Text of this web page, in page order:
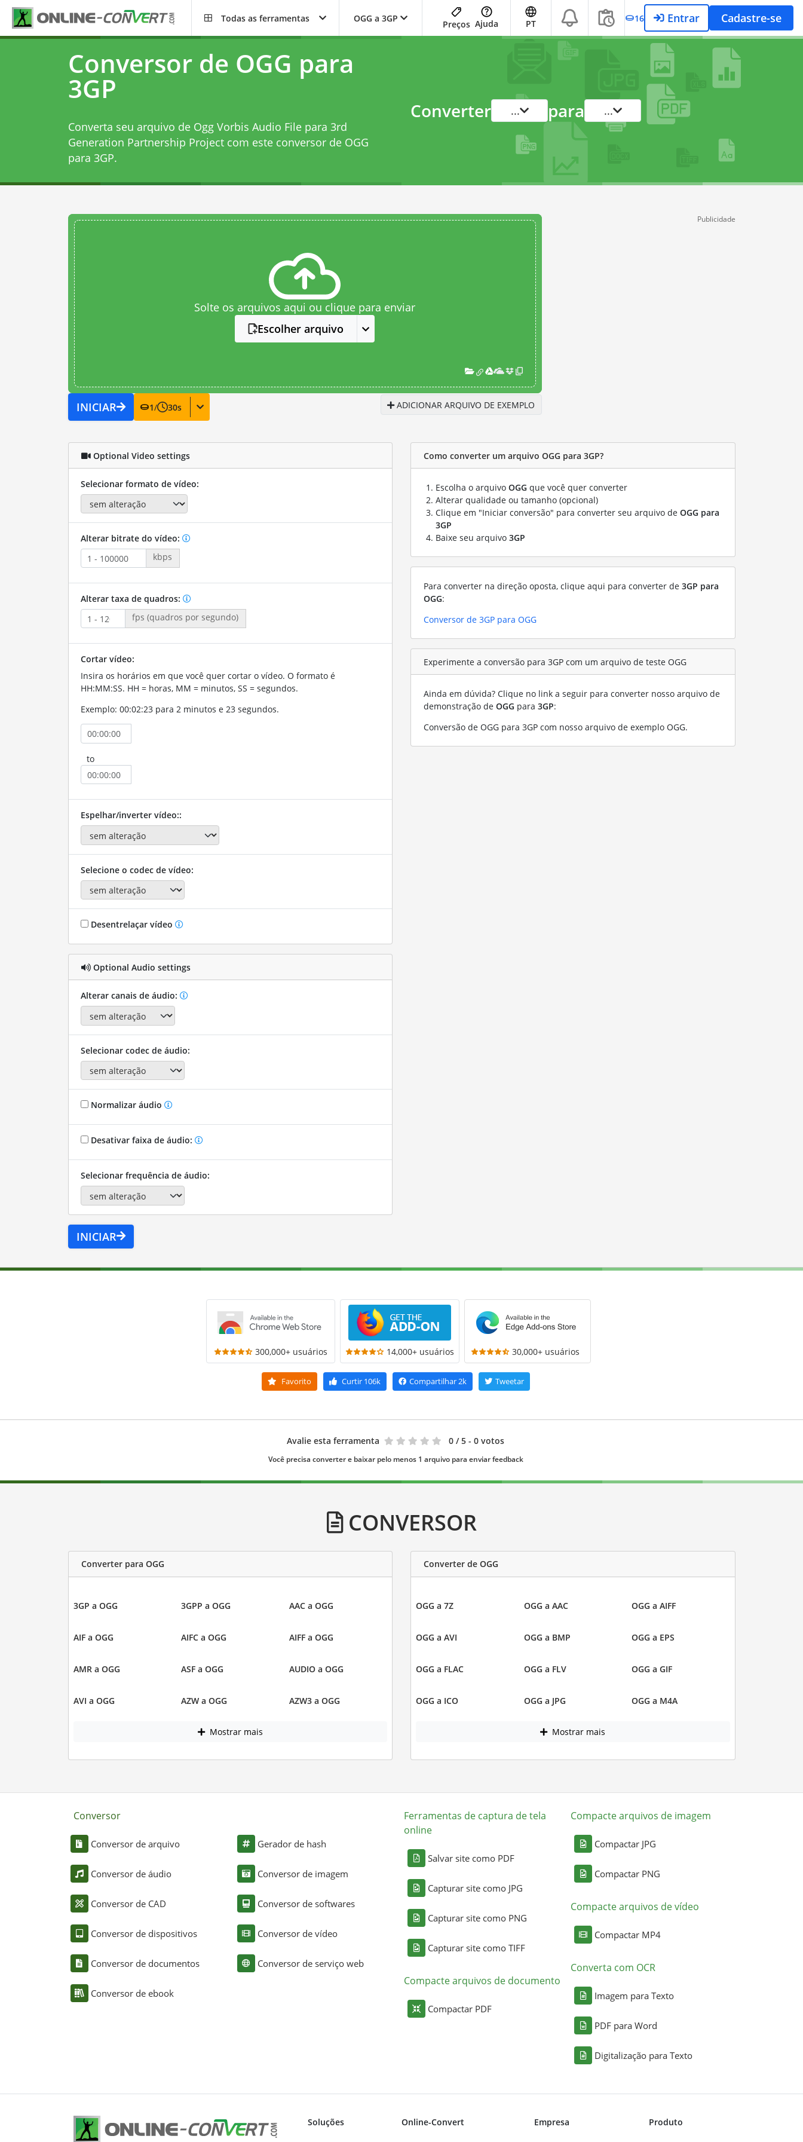
Todas as ferramentas OGG a 3GP
Preços Ajuda PT 16 Entrar Cadastre-se
Conversor de OGG para
3GP
Converta seu arquivo de Ogg Vorbis Audio File para 3rd
Generation Partnership Project com este conversor de OGG
para 3GP.
Converter ... para ...
Solte os arquivos aqui ou clique para enviar
Escolher arquivo
INICIAR 1/ 30s ADICIONAR ARQUIVO DE EXEMPLO
Publicidade
Optional Video settings
Selecionar formato de vídeo:
Alterar bitrate do vídeo:
kbps
Alterar taxa de quadros:
fps (quadros por segundo)
Cortar vídeo:
Insira os horários em que você quer cortar o vídeo. O formato é
HH:MM:SS. HH = horas, MM = minutos, SS = segundos.
Exemplo: 00:02:23 para 2 minutos e 23 segundos.
to
Espelhar/inverter vídeo::
Selecione o codec de vídeo:
Desentrelaçar vídeo
Optional Audio settings
Alterar canais de áudio:
Selecionar codec de áudio:
Normalizar áudio
Desativar faixa de áudio:
Selecionar frequência de áudio:
INICIAR
Como converter um arquivo OGG para 3GP?
Escolha o arquivo OGG que você quer converter
Alterar qualidade ou tamanho (opcional)
Clique em "Iniciar conversão" para converter seu arquivo de OGG para
3GP
Baixe seu arquivo 3GP
Para converter na direção oposta, clique aqui para converter de 3GP para
OGG:
Conversor de 3GP para OGG
Experimente a conversão para 3GP com um arquivo de teste OGG
Ainda em dúvida? Clique no link a seguir para converter nosso arquivo de
demonstração de OGG para 3GP:
Conversão de OGG para 3GP com nosso arquivo de exemplo OGG.
300,000+ usuários 14,000+ usuários 30,000+ usuários
Favorito Curtir106k Compartilhar2k Tweetar
Avalie esta ferramenta 0 / 5 - 0 votos
Você precisa converter e baixar pelo menos 1 arquivo para enviar feedback
CONVERSOR
Converter para OGG
3GP a OGG 3GPP a OGG AAC a OGG
AIF a OGG AIFC a OGG AIFF a OGG
AMR a OGG ASF a OGG AUDIO a OGG
AVI a OGG AZW a OGG AZW3 a OGG
Mostrar mais
Converter de OGG
OGG a 7Z OGG a AAC OGG a AIFF
OGG a AVI OGG a BMP OGG a EPS
OGG a FLAC OGG a FLV OGG a GIF
OGG a ICO OGG a JPG OGG a M4A
Mostrar mais
Conversor
Conversor de arquivo
Conversor de áudio
Conversor de CAD
Conversor de dispositivos
Conversor de documentos
Conversor de ebook
Gerador de hash
Conversor de imagem
Conversor de softwares
Conversor de vídeo
Conversor de serviço web
Ferramentas de captura de tela
online
Salvar site como PDF
Capturar site como JPG
Capturar site como PNG
Capturar site como TIFF
Compacte arquivos de documento
Compactar PDF
Compacte arquivos de imagem
Compactar JPG
Compactar PNG
Compacte arquivos de vídeo
Compactar MP4
Converta com OCR
Imagem para Texto
PDF para Word
Digitalização para Texto
Soluções Online-Convert Empresa Produto